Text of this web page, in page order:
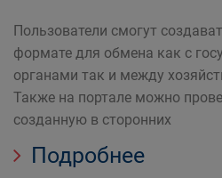
Пользователи смогут
формате для обмена как с
органами так и между
Также на портале можно
созданную в сторонних
Подробнее